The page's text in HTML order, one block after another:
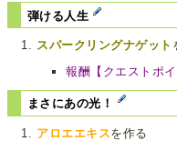
弾ける人生
スパークリングナゲット
報酬【クエストポ
まさにあの光！
アロエエキスを作る